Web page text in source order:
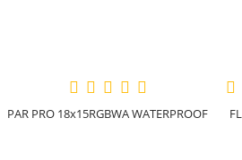
PAR PRO 18x15RGBWA WATERPROOF